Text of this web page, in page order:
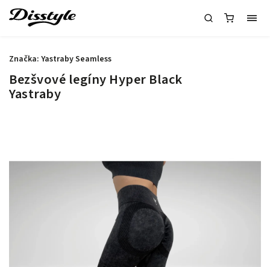
Bezšvové legíny Hyper Black
Yastraby
Značka: Yastraby Seamless